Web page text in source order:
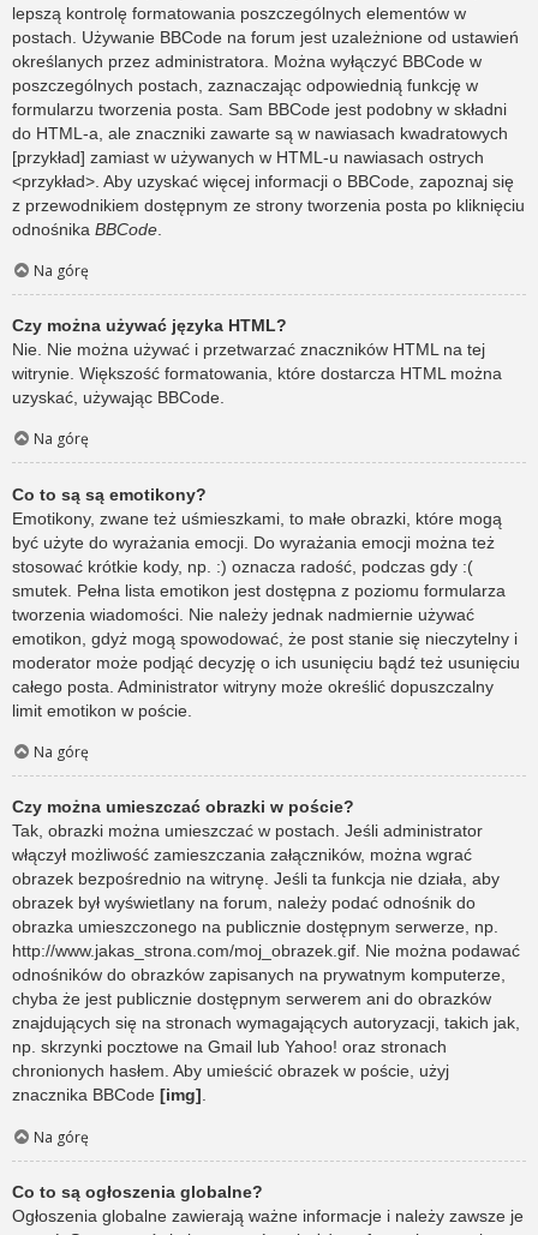
lepszą kontrolę formatowania poszczególnych elementów w
postach. Używanie BBCode na forum jest uzależnione od ustawień
określanych przez administratora. Można wyłączyć BBCode w
poszczególnych postach, zaznaczając odpowiednią funkcję w
formularzu tworzenia posta. Sam BBCode jest podobny w składni
do HTML-a, ale znaczniki zawarte są w nawiasach kwadratowych
[przykład] zamiast w używanych w HTML-u nawiasach ostrych
<przykład>. Aby uzyskać więcej informacji o BBCode, zapoznaj się
z przewodnikiem dostępnym ze strony tworzenia posta po kliknięciu
odnośnika BBCode
Na górę
Czy można używać języka HTML?
Nie. Nie można używać i przetwarzać znaczników HTML na tej
witrynie. Większość formatowania, które dostarcza HTML można
uzyskać, używając BBCode.
Na górę
Co to są są emotikony?
Emotikony, zwane też uśmieszkami, to małe obrazki, które mogą
być użyte do wyrażania emocji. Do wyrażania emocji można też
stosować krótkie kody, np. :) oznacza radość, podczas gdy :(
smutek. Pełna lista emotikon jest dostępna z poziomu formularza
tworzenia wiadomości. Nie należy jednak nadmiernie używać
emotikon, gdyż mogą spowodować, że post stanie się nieczytelny i
moderator może podjąć decyzję o ich usunięciu bądź też usunięciu
całego posta. Administrator witryny może określić dopuszczalny
limit emotikon w poście.
Na górę
Czy można umieszczać obrazki w poście?
Tak, obrazki można umieszczać w postach. Jeśli administrator
włączył możliwość zamieszczania załączników, można wgrać
obrazek bezpośrednio na witrynę. Jeśli ta funkcja nie działa, aby
obrazek był wyświetlany na forum, należy podać odnośnik do
obrazka umieszczonego na publicznie dostępnym serwerze, np.
http://www.jakas_strona.com/moj_obrazek.gif. Nie można podawać
odnośników do obrazków zapisanych na prywatnym komputerze,
chyba że jest publicznie dostępnym serwerem ani do obrazków
znajdujących się na stronach wymagających autoryzacji, takich jak,
np. skrzynki pocztowe na Gmail lub Yahoo! oraz stronach
chronionych hasłem. Aby umieścić obrazek w poście, użyj
znacznika BBCode [img].
Na górę
Co to są ogłoszenia globalne?
Ogłoszenia globalne zawierają ważne informacje i należy zawsze je